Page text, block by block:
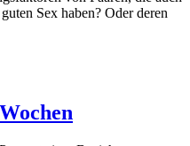
Sex haben? Oder deren